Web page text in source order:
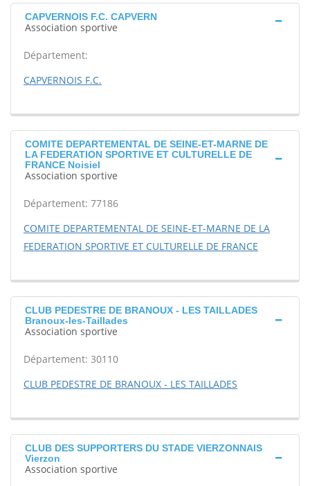
CAPVERNOIS F.C. CAPVERN
Association sportive
Département:
CAPVERNOIS F.C.
COMITE DEPARTEMENTAL DE SEINE-ET-MARNE DE
LA FEDERATION SPORTIVE ET CULTURELLE DE
FRANCE Noisiel
Association sportive
Département: 77186
COMITE DEPARTEMENTAL DE SEINE-ET-MARNE DE LA
FEDERATION SPORTIVE ET CULTURELLE DE FRANCE
CLUB PEDESTRE DE BRANOUX - LES TAILLADES
Branoux-les-Taillades
Association sportive
Département: 30110
CLUB PEDESTRE DE BRANOUX - LES TAILLADES
CLUB DES SUPPORTERS DU STADE VIERZONNAIS
Vierzon
Association sportive